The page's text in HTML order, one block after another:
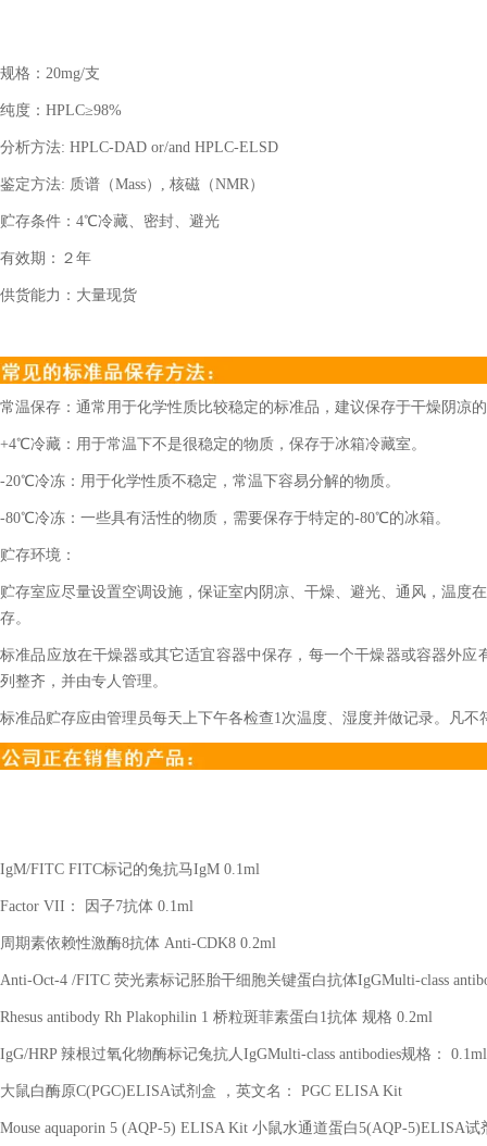
规格： 20mg/支
纯度： HPLC≥98%
分析方法: HPLC-DAD or/and HPLC-ELSD
鉴定方法: 质谱（Mass）, 核磁（NMR）
贮存条件： 4℃冷藏、密封、避光
有效期：２年
供货能力：大量现货
常温保存：通常用于化学性质比较稳定的标准品，建议保存于干燥阴凉
+4℃冷藏：用于常温下不是很稳定的物质，保存于冰箱冷藏室。
-20℃冷冻：用于化学性质不稳定，常温下容易分解的物质。
-80℃冷冻：一些具有活性的物质，需要保存于特定的-80℃的冰箱。
贮存环境：
贮存室应尽量设置空调设施，保证室内阴凉、干燥、避光、通风，温度
存。
标准品应放在干燥器或其它适宜容器中保存，每一个干燥器或容器外
列整齐，并由专人管理。
标准品贮存应由管理员每天上下午各检查1次温度、湿度并做记录。凡
IgM/FITC FITC标记的兔抗马IgM 0.1ml
Factor VII： 因子7抗体 0.1ml
周期素依赖性激酶8抗体 Anti-CDK8 0.2ml
Anti-Oct-4 /FITC 荧光素标记胚胎干细胞关键蛋白抗体IgGMulti-class
Rhesus antibody Rh Plakophilin 1 桥粒斑菲素蛋白1抗体 规格 0.2ml
IgG/HRP 辣根过氧化物酶标记兔抗人IgGMulti-class antibodies规格： 0.1ml
大鼠白酶原C(PGC)ELISA试剂盒 ，英文名： PGC ELISA Kit
Mouse aquaporin 5 (AQP-5) ELISA Kit 小鼠水通道蛋白5(AQP-5)ELISA试